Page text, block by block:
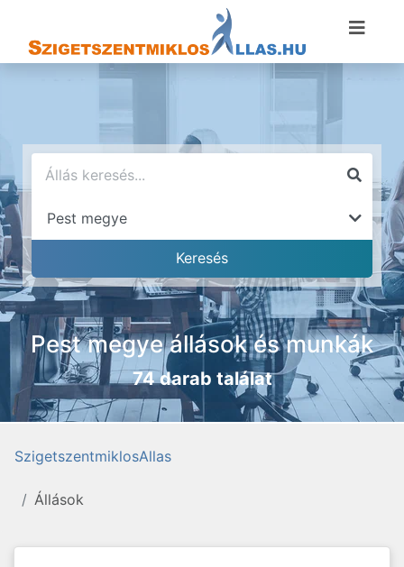
Pest megye állások és munkák
74 darab találat
SzigetszentmiklosAllas
Állások